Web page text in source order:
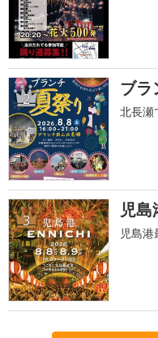
2 ブラ
北長瀬
3 児
児島港